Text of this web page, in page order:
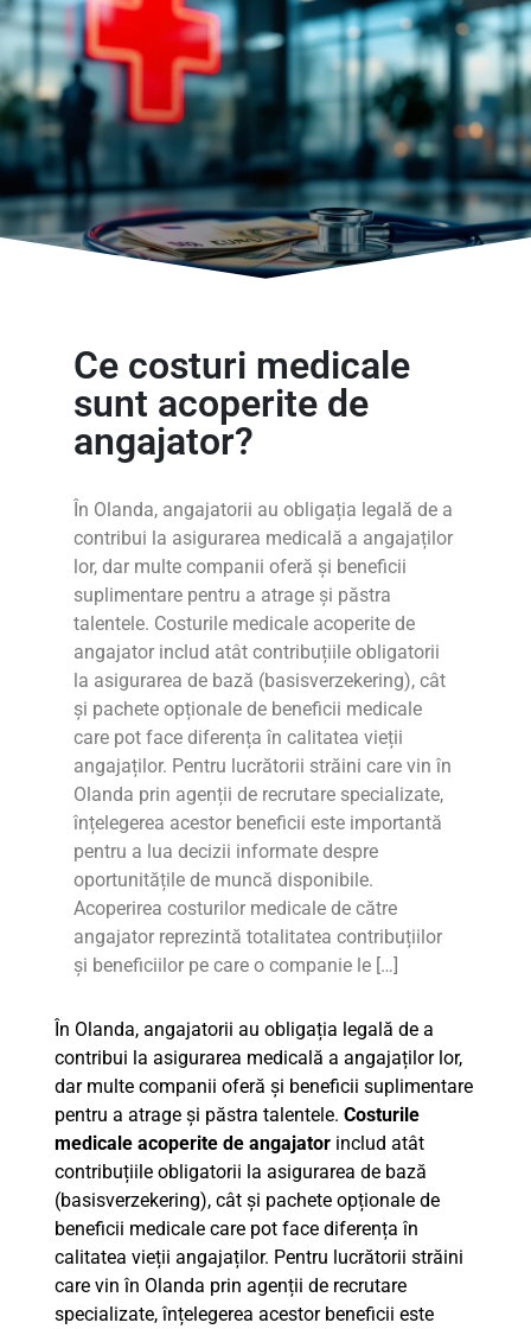
Ce costuri medicale
sunt acoperite de
angajator?
În Olanda, angajatorii au obligația legală de a
contribui la asigurarea medicală a angajaților
lor, dar multe companii oferă și beneficii
suplimentare pentru a atrage și păstra
talentele. Costurile medicale acoperite de
angajator includ atât contribuțiile obligatorii
la asigurarea de bază (basisverzekering), cât
și pachete opționale de beneficii medicale
care pot face diferența în calitatea vieții
angajaților. Pentru lucrătorii străini care vin în
Olanda prin agenții de recrutare specializate,
înțelegerea acestor beneficii este importantă
pentru a lua decizii informate despre
oportunitățile de muncă disponibile.
Acoperirea costurilor medicale de către
angajator reprezintă totalitatea contribuțiilor
și beneficiilor pe care o companie le […]
În Olanda, angajatorii au obligația legală de a
contribui la asigurarea medicală a angajaților lor,
dar multe companii oferă și beneficii suplimentare
pentru a atrage și păstra talentele. Costurile
medicale acoperite de angajator includ atât
contribuțiile obligatorii la asigurarea de bază
(basisverzekering), cât și pachete opționale de
beneficii medicale care pot face diferența în
calitatea vieții angajaților. Pentru lucrătorii străini
care vin în Olanda prin agenții de recrutare
specializate, înțelegerea acestor beneficii este